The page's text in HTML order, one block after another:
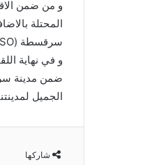
و من ضمن
المحتلة
سرقسطة (CISO).
و في نهاية
ضمن مدينة
الجميل
شاركها